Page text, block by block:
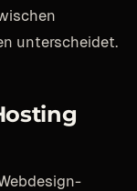
unterscheidet.